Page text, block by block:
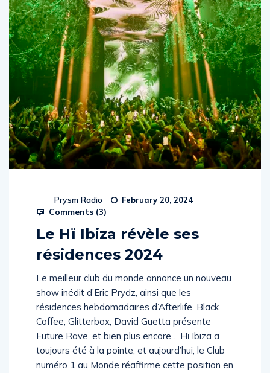
Prysm Radio February 20, 2024
Comments (3)
Le Hï Ibiza révèle ses
résidences 2024
Le meilleur club du monde annonce un nouveau
show inédit d’Eric Prydz, ainsi que les
résidences hebdomadaires d’Afterlife, Black
Coffee, Glitterbox, David Guetta présente
Future Rave, et bien plus encore… Hï Ibiza a
toujours été à la pointe, et aujourd’hui, le Club
numéro 1 au Monde réaffirme cette position en